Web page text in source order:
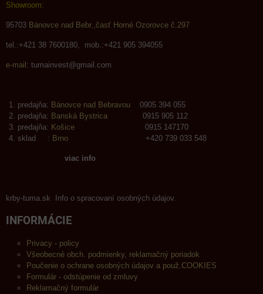
Showroom:
95703 Bánovce nad Bebr.,časť Horné Ozorovce č.297
tel.:+421 38 7600180, mob.:+421 905 394055
e-mail: tumainvest@gmail.com
predajňa: Bánovce nad Bebravou 0905 394 055
predajňa: Banská Bystrica 0915 905 112
predajňa: Košice 0915 147170
sklad : Brno +420 739 033 548
viac info
krby-tuma.sk Info o spracovaní osobných údajov.
INFORMÁCIE
Privacy - policy
Všeobecné obch. podmienky, reklamačný poriadok
Poučenie o ochrane osobných údajov a použ.COOKIES
Formulár - odstúpenie od zmluvy
Reklamačný formulár